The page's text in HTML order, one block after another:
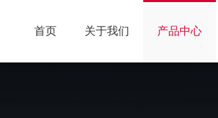
首页 关于我们 产品中心